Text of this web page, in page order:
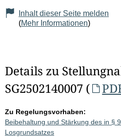
Inhalt dieser Seite melden
(Mehr Informationen)
Details zu
SG2502140007 (
Zu Regelungsvorhaben:
Beibehaltung und Stärkung des in §
Losgrundsatzes